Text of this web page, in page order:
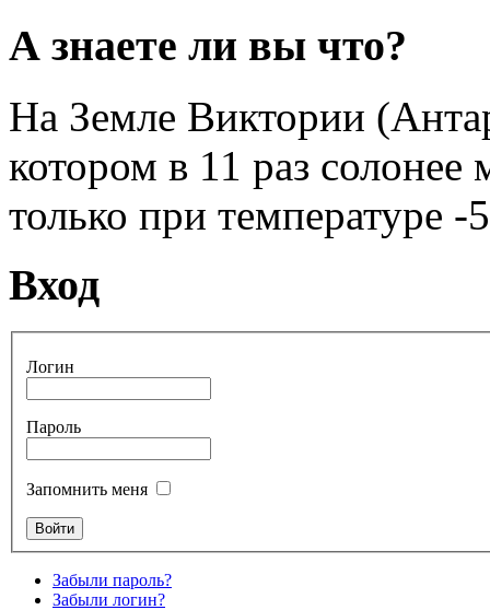
А знаете ли вы что?
На Земле Виктории
котором в 11 раз
только при температуре -
Вход
Логин
Пароль
Запомнить меня
Забыли пароль?
Забыли логин?